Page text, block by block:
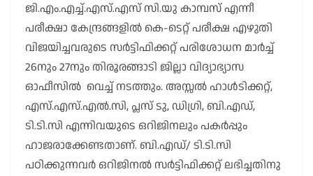
ജി.എം.എച്ച്.എസ്.എസ് സി.യു കാമ്പസ് എന്നീ
പരീക്ഷാ കേന്ദ്രങ്ങളിൽ കെ-ടെറ്റ് പരീക്ഷ എഴുതി
വിജയിച്ചവരുടെ സർട്ടിഫിക്കറ്റ് പരിശോധന മാർച്ച്
26നും 27നും തിരൂരങ്ങാടി ജില്ലാ വിദ്യാഭ്യാസ
ഓഫീസിൽ വെച്ച് നടത്തും. അസ്സൽ ഹാൾടിക്കറ്റ്,
എസ്.എസ്.എൽ.സി, പ്ലസ് ടു, ഡിഗ്രി, ബി.എഡ്,
ടി.ടി.സി എന്നിവയുടെ ഒറിജിനലും പകർപ്പും
ഹാജരാക്കേണ്ടതാണ്. ബി.എഡ്/ ടി.ടി.സി
പഠിക്കുന്നവർ ഒറിജിനൽ സർട്ടിഫിക്കറ്റ് ലഭിച്ചതിനു